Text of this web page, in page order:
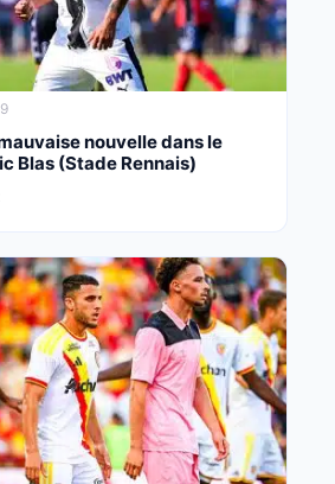
nouvelle dans le
Blas (Stade Rennais)